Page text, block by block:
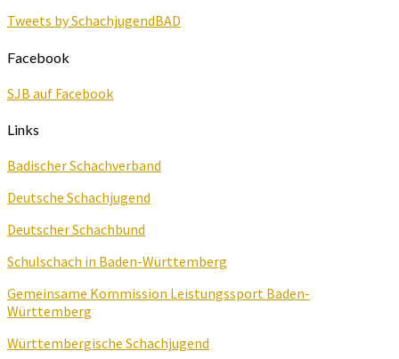
Tweets by SchachjugendBAD
Facebook
SJB auf Facebook
Links
Badischer Schachverband
Deutsche Schachjugend
Deutscher Schachbund
Schulschach in Baden-Württemberg
Gemeinsame Kommission Leistungssport Baden-
Württemberg
Württembergische Schachjugend